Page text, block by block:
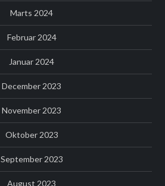
Marts 2024
Februar 2024
Januar 2024
December 2023
November 2023
Oktober 2023
September 2023
August 2023